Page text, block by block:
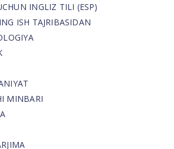
INGLIZ TILI (ESP)
ISH TAJRIBASIDAN
MINBARI